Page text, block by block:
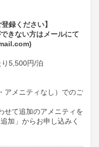
録ください】
きない方はメールにて
5,500円/泊
アメニティなし）でのご
せて追加のアメニティを
加」からお申し込みく